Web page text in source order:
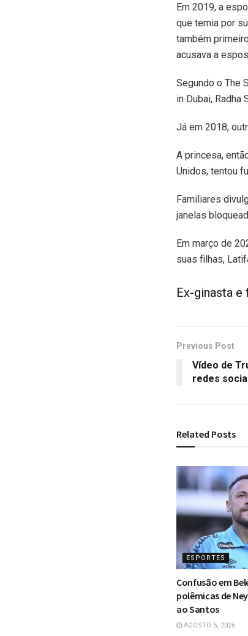
Em 2019, a
que temia por
também
acusava a
Segundo o The
in Dubai,
Já em 2018,
A princesa,
Unidos, tentou
Familiares
janelas
Em março de
suas filhas,
Ex-ginasta
Previous Post
Vídeo de
redes
Related Posts
ESPORTES
Confusão em
polêmicas de
ao Santos
AGOSTO 5, 2026